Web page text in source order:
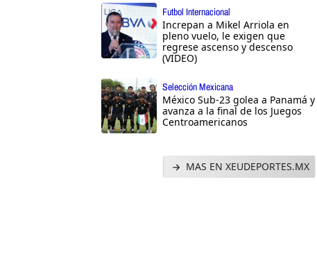
Futbol Internacional
Increpan a Mikel Arriola en
pleno vuelo, le exigen que
regrese ascenso y descenso
(VIDEO)
Selección Mexicana
México Sub-23 golea a Panamá y
avanza a la final de los Juegos
Centroamericanos
MAS EN XEUDEPORTES.MX